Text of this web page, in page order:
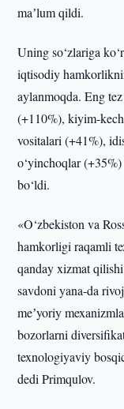
maʼlum qildi.
Uning so‘zlariga
iqtisodiy
aylanmoqda. Eng
(+110%), kiyim-
vositalari (+41%),
o‘yinchoqlar
bo‘ldi.
«O‘zbekiston va
hamkorligi raqamli
qanday xizmat
savdoni yana-da
meʼyoriy
bozorlarni
texnologiyaviy
dedi Primqulov.